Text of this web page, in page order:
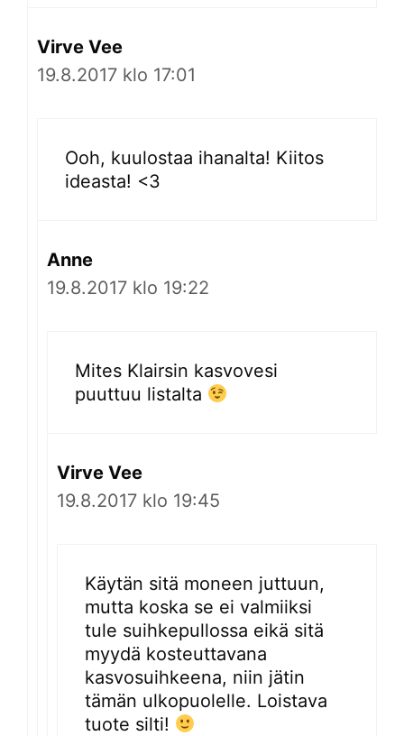
Virve Vee
19.8.2017 klo 17:01
Ooh, kuulostaa ihanalta! Kiitos
ideasta! <3
Anne
19.8.2017 klo 19:22
Mites Klairsin kasvovesi
puuttuu listalta
Virve Vee
19.8.2017 klo 19:45
Käytän sitä moneen juttuun,
mutta koska se ei valmiiksi
tule suihkepullossa eikä sitä
myydä kosteuttavana
kasvosuihkeena, niin jätin
tämän ulkopuolelle. Loistava
tuote silti!